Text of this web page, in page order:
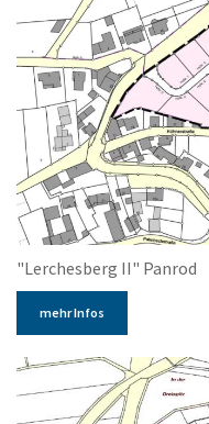
"Lerchesberg II" Panrod
mehr Infos